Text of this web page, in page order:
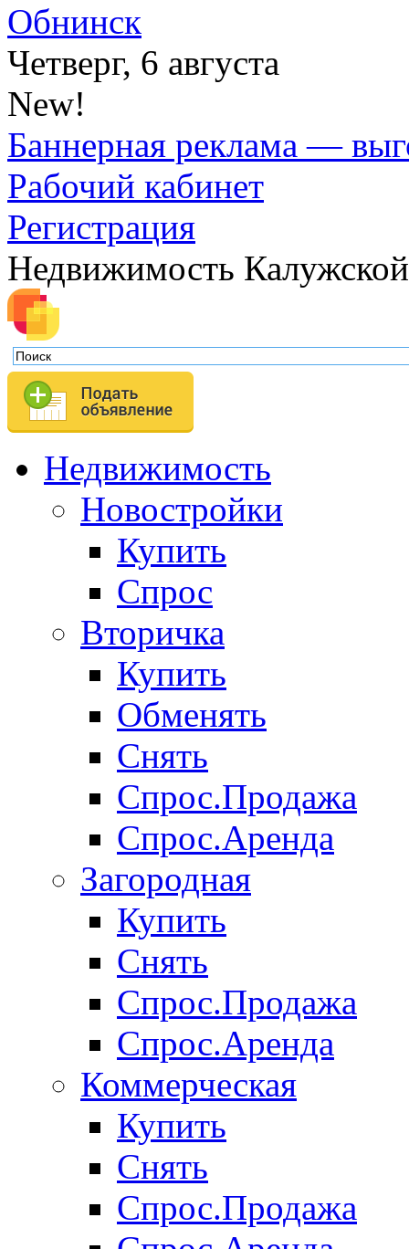
Обнинск
Четверг, 6 августа
New!
Баннерная реклама —
Рабочий кабинет
Регистрация
Недвижимость
Недвижимость
Новостройки
Купить
Спрос
Вторичка
Купить
Обменять
Снять
Спрос.Продажа
Спрос.Аренда
Загородная
Купить
Снять
Спрос.Продажа
Спрос.Аренда
Коммерческая
Купить
Снять
Спрос.Продажа